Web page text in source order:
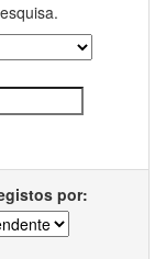
por: